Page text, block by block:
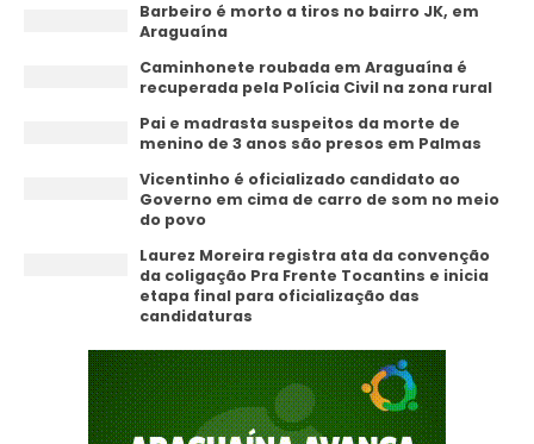
Barbeiro é morto a tiros no bairro JK, em
Araguaína
Caminhonete roubada em Araguaína é
recuperada pela Polícia Civil na zona rural
Pai e madrasta suspeitos da morte de
menino de 3 anos são presos em Palmas
Vicentinho é oficializado candidato ao
Governo em cima de carro de som no meio
do povo
Laurez Moreira registra ata da convenção
da coligação Pra Frente Tocantins e inicia
etapa final para oficialização das
candidaturas